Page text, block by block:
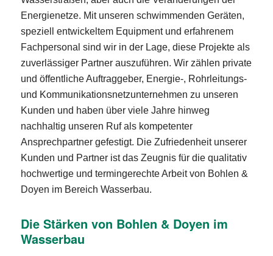
Energienetze. Mit unseren schwimmenden Geräten,
speziell entwickeltem Equipment und erfahrenem
Fachpersonal sind wir in der Lage, diese Projekte als
zuverlässiger Partner auszuführen. Wir zählen private
und öffentliche Auftraggeber, Energie-, Rohrleitungs-
und Kommunikationsnetzunternehmen zu unseren
Kunden und haben über viele Jahre hinweg
nachhaltig unseren Ruf als kompetenter
Ansprechpartner gefestigt. Die Zufriedenheit unserer
Kunden und Partner ist das Zeugnis für die qualitativ
hochwertige und termingerechte Arbeit von Bohlen &
Doyen im Bereich Wasserbau.
Die Stärken von Bohlen & Doyen im
Wasserbau